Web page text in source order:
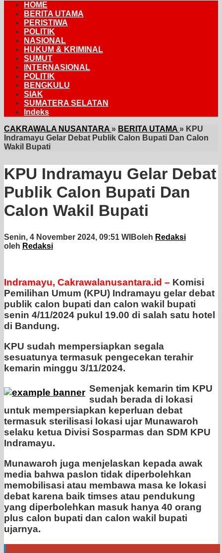
HOME
BERITA UTAMA
PERISTIWA
POLITIK
NASIONAL
HUKUM & KRIMINAL
SUMUT
INTERNASIONAL
POLITIK
BENGKULU
SIAK
SUMATERA SELATAN
Indeks
CAKRAWALA NUSANTARA » BERITA UTAMA » KPU
Indramayu Gelar Debat Publik Calon Bupati Dan Calon
Wakil Bupati
KPU Indramayu Gelar Debat
Publik Calon Bupati Dan
Calon Wakil Bupati
Senin, 4 November 2024, 09:51 WIBoleh Redaksi
oleh Redaksi
Indramayu, Cakrawalanusantara.id – Komisi
Pemilihan Umum (KPU) Indramayu gelar debat
publik calon bupati dan calon wakil bupati
senin 4/11/2024 pukul 19.00 di salah satu hotel
di Bandung.
KPU sudah mempersiapkan segala
sesuatunya termasuk pengecekan terahir
kemarin minggu 3/11/2024.
Semenjak kemarin tim KPU
sudah berada di lokasi
untuk mempersiapkan keperluan debat
termasuk sterilisasi lokasi ujar Munawaroh
selaku ketua Divisi Sosparmas dan SDM KPU
Indramayu.
Munawaroh juga menjelaskan kepada awak
media bahwa paslon tidak diperbolehkan
memobilisasi atau membawa masa ke lokasi
debat karena baik timses atau pendukung
yang diperbolehkan masuk hanya 40 orang
plus calon bupati dan calon wakil bupati
ujarnya.